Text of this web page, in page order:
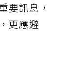
要訊息，
更應避